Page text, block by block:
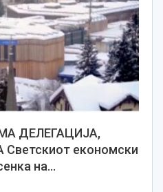
ДЕЛЕГАЦИЈА,
економски
на…